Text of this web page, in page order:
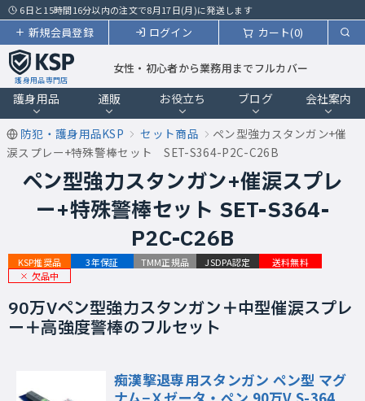
6日と15時間16分以内の注文で8月17日(月)に発送します
カート(0)
ログイン
新規会員登録
護身用品専門店
女性・初心者から業務用までフルカバー
護身用品 通販 お役立ち ブログ 会社案内
防犯・護身用品KSP セット商品
ペン型強力スタンガン+催
涙スプレー+特殊警棒セット SET-S364-P2C-C26B
ペン型強力スタンガン+催涙スプレ
ー+特殊警棒セット SET-S364-
P2C-C26B
KSP推奨品 3年保証 TMM正規品 JSDPA認定
送料無料
欠品中
90万Vペン型強力スタンガン＋中型催涙スプレ
ー＋高強度警棒のフルセット
痴漢撃退専用スタンガン ペン型 マグ